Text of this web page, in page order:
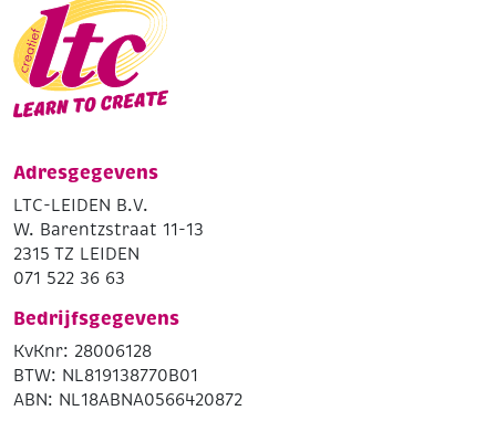
Adresgegevens
LTC-LEIDEN B.V.
W. Barentzstraat 11-13
2315 TZ LEIDEN
071 522 36 63
Bedrijfsgegevens
KvKnr: 28006128
BTW: NL819138770B01
ABN: NL18ABNA0566420872